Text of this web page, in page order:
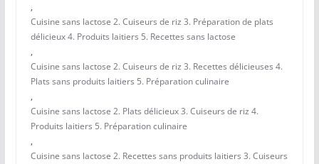
,
Cuisine sans lactose 2. Cuiseurs de riz 3. Préparation de plats
délicieux 4. Produits laitiers 5. Recettes sans lactose
,
Cuisine sans lactose 2. Cuiseurs de riz 3. Recettes délicieuses 4.
Plats sans produits laitiers 5. Préparation culinaire
,
Cuisine sans lactose 2. Plats délicieux 3. Cuiseurs de riz 4.
Produits laitiers 5. Préparation culinaire
,
Cuisine sans lactose 2. Recettes sans produits laitiers 3. Cuiseurs